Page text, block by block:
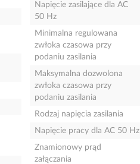
Napięcie zasilające dla AC
50 Hz
Minimalna regulowana
zwłoka czasowa przy
podaniu zasilania
Maksymalna dozwolona
zwłoka czasowa przy
podaniu zasilania
Rodzaj napięcia zasilania
Napięcie pracy dla AC 50 Hz
Znamionowy prąd
załączania